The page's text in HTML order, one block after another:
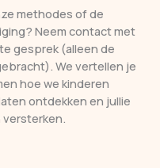
methodes of de
Neem contact met
gesprek (alleen de
We vertellen je
hoe we kinderen
ontdekken en jullie